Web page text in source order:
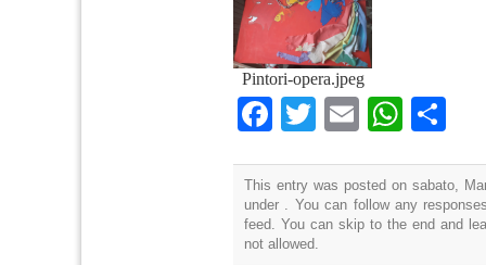
Pintori-opera.jpeg
Facebook
TwitterEmail
This entry was posted on sabato,
under . You can follow any
feed. You can skip to the end and
not allowed.